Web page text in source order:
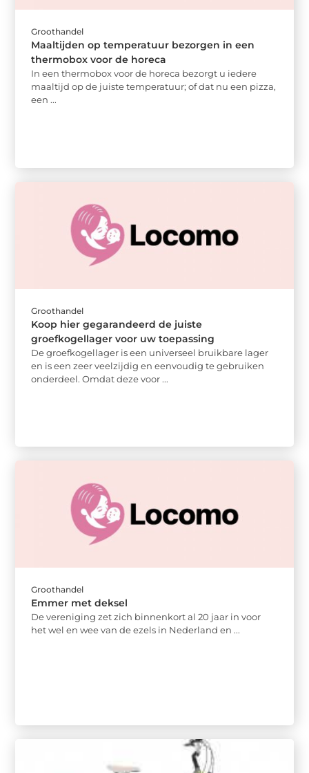
Groothandel
Maaltijden op temperatuur bezorgen in een
thermobox voor de horeca
In een thermobox voor de horeca bezorgt u iedere
maaltijd op de juiste temperatuur; of dat nu een pizza,
een ...
Groothandel
Koop hier gegarandeerd de juiste
groefkogellager voor uw toepassing
De groefkogellager is een universeel bruikbare lager
en is een zeer veelzijdig en eenvoudig te gebruiken
onderdeel. Omdat deze voor ...
Groothandel
Emmer met deksel
De vereniging zet zich binnenkort al 20 jaar in voor
het wel en wee van de ezels in Nederland en ...